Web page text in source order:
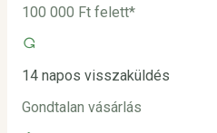
100 000 Ft felett*
14 napos visszaküldés
Gondtalan vásárlás